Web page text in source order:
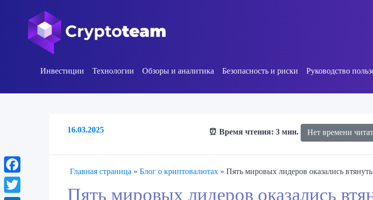
Инвестиции Технологии Обзоры и аналитика Безопасность и риски Руководство
16.03.2025 ⏰ Время чтения: 3 мин. Нет времени
Главная страница » Блог о криптовалютах » Пять мировых лидеров оказались
Пять мировых лидеров оказались
Facebook